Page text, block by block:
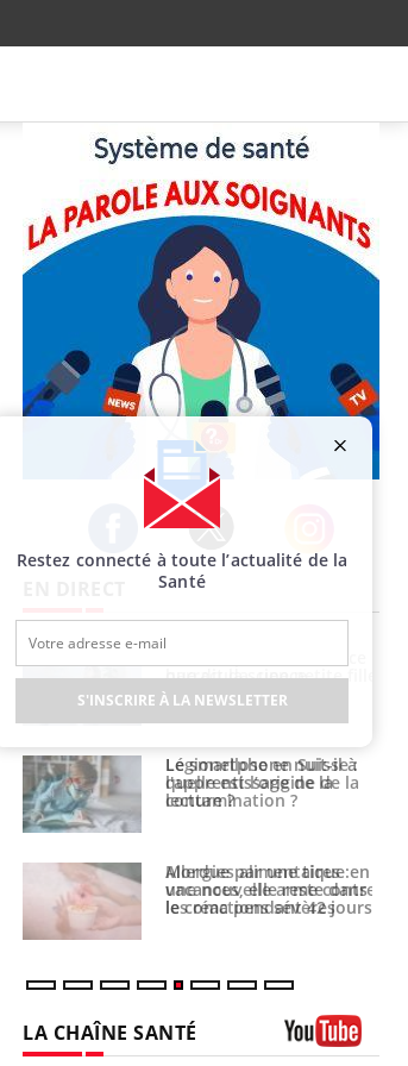
Facebook Twitter Instagram
barracuda, une petite fille
secourue grâce à un
réflexe essentiel
Légionellose en Suisse :
quelle est l’origine de la
contamination ?
Allergies alimentaires :
une nouvelle arme contre
les réactions sévères
LA CHAÎNE SANTÉ
Restez connecté à toute l’actualité de la
Santé
S'INSCRIRE À LA NEWSLETTER